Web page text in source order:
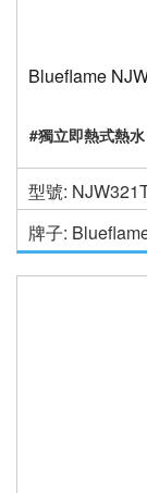
Blueflame
#獨立即熱式熱水
型號:
牌子: